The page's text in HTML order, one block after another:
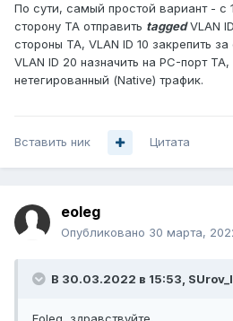
По сути, самый простой вариант - с
сторону ТА отправить taggedVLAN
стороны ТА, VLAN ID 10 закрепить
VLAN ID 20 назначить на PC-порт
нетегированный (Native) трафик.
Вставить ник Цитата
eoleg
Опубликовано 30 марта,
В 30.03.2022 в 15:53,